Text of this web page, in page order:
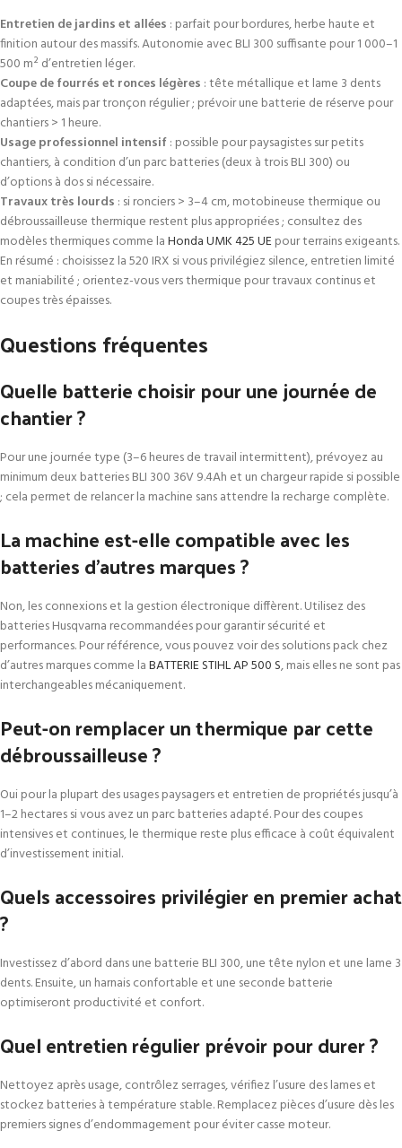
Entretien de jardins et allées : parfait pour bordures, herbe haute et
finition autour des massifs. Autonomie avec BLI 300 suffisante pour 1 000–1
500 m² d’entretien léger.
Coupe de fourrés et ronces légères : tête métallique et lame 3 dents
adaptées, mais par tronçon régulier ; prévoir une batterie de réserve pour
chantiers > 1 heure.
Usage professionnel intensif: possible pour paysagistes sur petits
chantiers, à condition d’un parc batteries (deux à trois BLI 300) ou
d’options à dos si nécessaire.
Travaux très lourds : si ronciers > 3–4 cm, motobineuse thermique ou
débroussailleuse thermique restent plus appropriées ; consultez des
modèles thermiques comme laHonda UMK 425 UE pour terrains exigeants.
En résumé : choisissez la 520 IRX si vous privilégiez silence, entretien limité
et maniabilité ; orientez-vous vers thermique pour travaux continus et
coupes très épaisses.
Questions fréquentes
Quelle batterie choisir pour une journée de
chantier ?
Pour une journée type (3–6 heures de travail intermittent), prévoyez au
minimum deux batteries BLI 300 36V 9.4Ah et un chargeur rapide si possible
; cela permet de relancer la machine sans attendre la recharge complète.
La machine est-elle compatible avec les
batteries d’autres marques ?
Non, les connexions et la gestion électronique diffèrent. Utilisez des
batteries Husqvarna recommandées pour garantir sécurité et
performances. Pour référence, vous pouvez voir des solutions pack chez
d’autres marques comme laBATTERIE STIHL AP 500 S, mais elles ne sont pas
interchangeables mécaniquement.
Peut-on remplacer un thermique par cette
débroussailleuse ?
Oui pour la plupart des usages paysagers et entretien de propriétés jusqu’à
1–2 hectares si vous avez un parc batteries adapté. Pour des coupes
intensives et continues, le thermique reste plus efficace à coût équivalent
d’investissement initial.
Quels accessoires privilégier en premier achat
?
Investissez d’abord dans une batterie BLI 300, une tête nylon et une lame 3
dents. Ensuite, un harnais confortable et une seconde batterie
optimiseront productivité et confort.
Quel entretien régulier prévoir pour durer ?
Nettoyez après usage, contrôlez serrages, vérifiez l’usure des lames et
stockez batteries à température stable. Remplacez pièces d’usure dès les
premiers signes d’endommagement pour éviter casse moteur.